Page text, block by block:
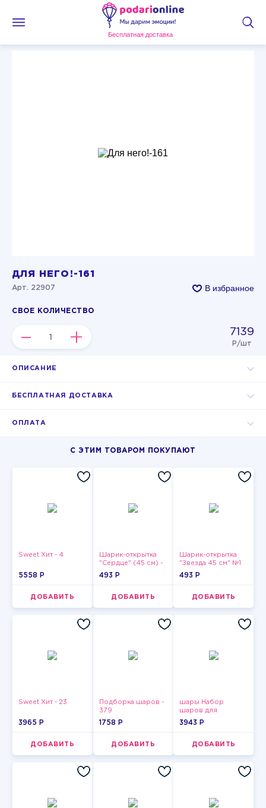
Бесплатная доставка
ДЛЯ НЕГО!-161
Арт. 22907 В избранное
СВОЕ КОЛИЧЕСТВО
– + 7139
Р/шт
ОПИСАНИЕ
БЕСПЛАТНАЯ ДОСТАВКА
ОПЛАТА
С ЭТИМ ТОВАРОМ ПОКУПАЮТ
Sweet Хит - 4
5558 P
ДОБАВИТЬ
Шарик-открытка
"Сердце" (45 см) -
2
493 P
ДОБАВИТЬ
Шарик-открытка
"Звезда 45 см" №1
493 P
ДОБАВИТЬ
Sweet Хит - 23
3965 P
ДОБАВИТЬ
Подборка шаров -
379
1758 P
ДОБАВИТЬ
шары Набор
шаров для
девушки-6
3943 P
ДОБАВИТЬ